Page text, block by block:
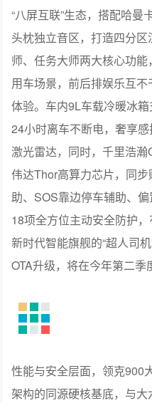
体验。车内9L车载冷暖冰
24小时离车不断电，奢享
激光雷达，同时，千里浩瀚
伟达Thor高算力芯片，同
助、SOS靠边停车辅助、
18项全方位主动安全防护
新时代智能旗舰的“超人司
OTA升级，将在今年第二季
架构的同源硬核基底，与
实力，搭载EM-P智能电混
趣。此次上市同步推出
速至快4.6秒，CLTC综合续